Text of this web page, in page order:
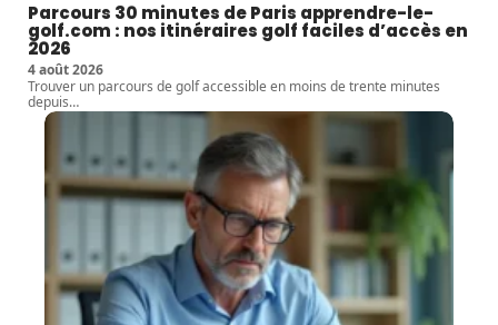
Parcours 30 minutes de Paris apprendre-le-
golf.com : nos itinéraires golf faciles d’accès en
2026
4 août 2026
Trouver un parcours de golf accessible en moins de trente minutes
depuis…